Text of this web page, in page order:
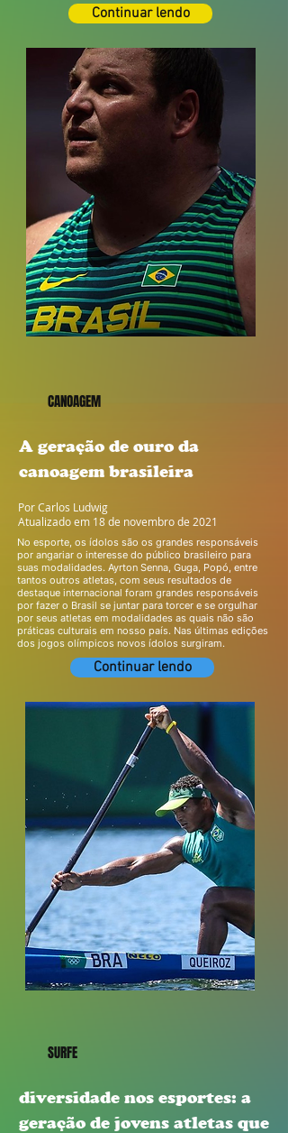
Continuar lendo
CANOAGEM
A geração de ouro da
canoagem brasileira
Por Carlos Ludwig
Atualizado em 18 de novembro de 2021
No esporte, os ídolos são os grandes responsáveis
por angariar o interesse do público brasileiro para
suas modalidades. Ayrton Senna, Guga, Popó, entre
tantos outros atletas, com seus resultados de
destaque internacional foram grandes responsáveis
por fazer o Brasil se juntar para torcer e se orgulhar
por seus atletas em modalidades as quais não são
práticas culturais em nosso país. Nas últimas edições
dos jogos olímpicos novos ídolos surgiram.
Continuar lendo
SURFE
diversidade nos esportes: a
geração de jovens atletas que